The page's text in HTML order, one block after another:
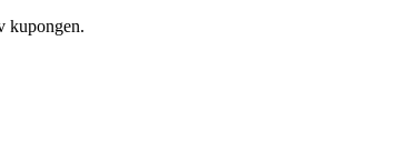
kupongen.